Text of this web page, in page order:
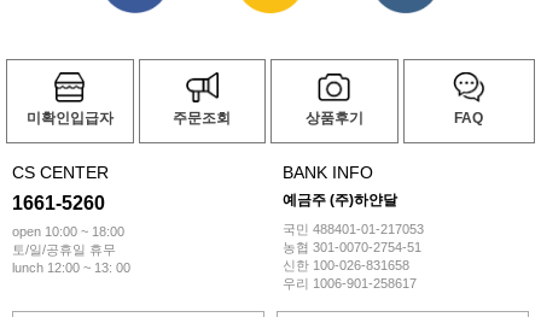
미확인입급자 주문조회 상품후기 FAQ
CS CENTER
1661-5260
open 10:00 ~ 18:00
토/일/공휴일 휴무
lunch 12:00 ~ 13: 00
BANK INFO
예금주 (주)하얀달
국민 488401-01-217053
농협 301-0070-2754-51
신한 100-026-831658
우리 1006-901-258617